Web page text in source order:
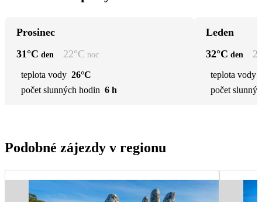
Prosinec
31°C den 22°C noc
teplota vody 26°C
počet slunných hodin 6 h
Leden
32°C den
teplota vody
počet
Podobné zájezdy v regionu